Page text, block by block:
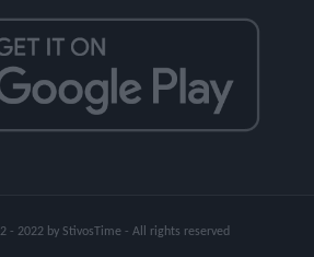
- 2022 by StivosTime - All rights reserved